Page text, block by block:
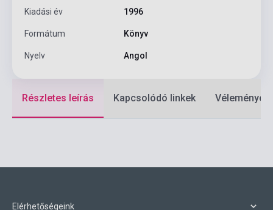
Kiadási év 1996
Formátum Könyv
Nyelv Angol
Részletes leírás Kapcsolódó linkek Vélemények
Elérhetőségeink